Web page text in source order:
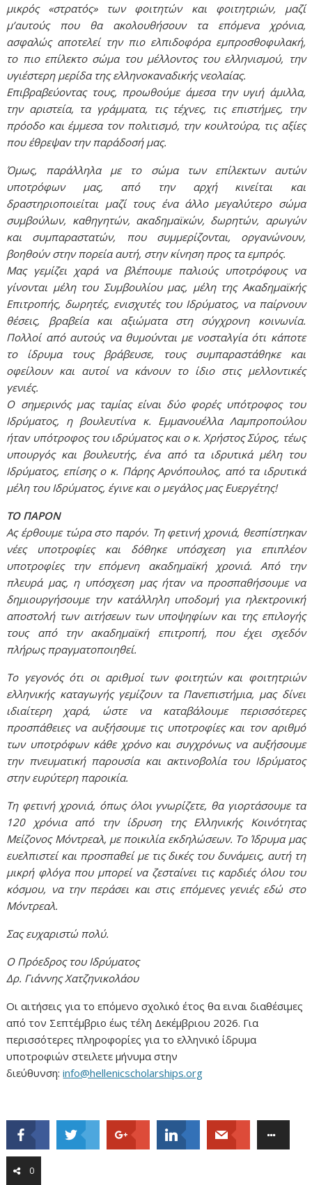
μικρός «στρατός» των φοιτητών και φοιτητριών, μαζί
μ’αυτούς που θα ακολουθήσουν τα επόμενα χρόνια,
ασφαλώς αποτελεί την πιο ελπιδοφόρα εμπροσθοφυλακή,
το πιο επίλεκτο σώμα του μέλλοντος του ελληνισμού, την
υγιέστερη μερίδα της ελληνοκαναδικής νεολαίας.
Επιβραβεύοντας τους, προωθούμε άμεσα την υγιή άμιλλα,
την αριστεία, τα γράμματα, τις τέχνες, τις επιστήμες, την
πρόοδο και έμμεσα τον πολιτισμό, την κουλτούρα, τις αξίες
που έθρεψαν την παράδοσή μας.
Όμως, παράλληλα με το σώμα των επίλεκτων αυτών
υποτρόφων μας, από την αρχή κινείται και
δραστηριοποιείται μαζί τους ένα άλλο μεγαλύτερο σώμα
συμβούλων, καθηγητών, ακαδημαϊκών, δωρητών, αρωγών
και συμπαραστατών, που συμμερίζονται, οργανώνουν,
βοηθούν στην πορεία αυτή, στην κίνηση προς τα εμπρός.
Μας γεμίζει χαρά να βλέπουμε παλιούς υποτρόφους να
γίνονται μέλη του Συμβουλίου μας, μέλη της Ακαδημαϊκής
Επιτροπής, δωρητές, ενισχυτές του Ιδρύματος, να παίρνουν
θέσεις, βραβεία και αξιώματα στη σύγχρονη κοινωνία.
Πολλοί από αυτούς να θυμούνται με νοσταλγία ότι κάποτε
το ίδρυμα τους βράβευσε, τους συμπαραστάθηκε και
οφείλουν και αυτοί να κάνουν το ίδιο στις μελλοντικές
γενιές.
Ο σημερινός μας ταμίας είναι δύο φορές υπότροφος του
Ιδρύματος, η βουλευτίνα κ. Εμμανουέλλα Λαμπροπούλου
ήταν υπότροφος του ιδρύματος και ο κ. Χρήστος Σύρος, τέως
υπουργός και βουλευτής, ένα από τα ιδρυτικά μέλη του
Ιδρύματος, επίσης ο κ. Πάρης Αρνόπουλος, από τα ιδρυτικά
μέλη του Ιδρύματος, έγινε και ο μεγάλος μας Ευεργέτης!
ΤΟ ΠΑΡΟΝ
Ας έρθουμε τώρα στο παρόν. Τη φετινή χρονιά, θεσπίστηκαν
νέες υποτροφίες και δόθηκε υπόσχεση για επιπλέον
υποτροφίες την επόμενη ακαδημαϊκή χρονιά. Από την
πλευρά μας, η υπόσχεση μας ήταν να προσπαθήσουμε να
δημιουργήσουμε την κατάλληλη υποδομή για ηλεκτρονική
αποστολή των αιτήσεων των υποψηφίων και της επιλογής
τους από την ακαδημαϊκή επιτροπή, που έχει σχεδόν
πλήρως πραγματοποιηθεί.
Το γεγονός ότι οι αριθμοί των φοιτητών και φοιτητριών
ελληνικής καταγωγής γεμίζουν τα Πανεπιστήμια, μας δίνει
ιδιαίτερη χαρά, ώστε να καταβάλουμε περισσότερες
προσπάθειες να αυξήσουμε τις υποτροφίες και τον αριθμό
των υποτρόφων κάθε χρόνο και συγχρόνως να αυξήσουμε
την πνευματική παρουσία και ακτινοβολία του Ιδρύματος
στην ευρύτερη παροικία.
Τη φετινή χρονιά, όπως όλοι γνωρίζετε, θα γιορτάσουμε τα
120 χρόνια από την ίδρυση της Ελληνικής Κοινότητας
Μείζονος Μόντρεαλ, με ποικιλία εκδηλώσεων. Το Ίδρυμα μας
ευελπιστεί και προσπαθεί με τις δικές του δυνάμεις, αυτή τη
μικρή φλόγα που μπορεί να ζεσταίνει τις καρδιές όλου του
κόσμου, να την περάσει και στις επόμενες γενιές εδώ στο
Μόντρεαλ.
Σας ευχαριστώ πολύ.
Ο Πρόεδρος του Ιδρύματος
Δρ. Γιάννης Χατζηνικολάου
Οι αιτήσεις για το επόμενο σχολικό έτος θα ειναι διαθέσιμες
από τον Σεπτέμβριο έως τέλη Δεκέμβριου 2026. Για
περισσότερες πληροφορίες για το ελληνικό ίδρυμα
υποτροφιών στειλετε μήνυμα στην
διεύθυνση:info@hellenicscholarships.org
0